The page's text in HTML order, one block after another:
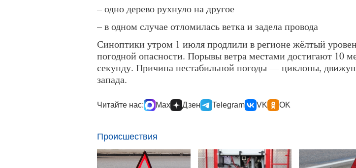
– одно дерево рухнуло на другое
– в одном случае отломилась ветка и задела провода
Синоптики утром 1 июля продлили в регионе жёлтый
погодной опасности. Порывы ветра местами достигают 10
секунду. Причина нестабильной погоды — циклоны,
запада.
Читайте нас: Max Дзен Telegram VK OK
Происшествия